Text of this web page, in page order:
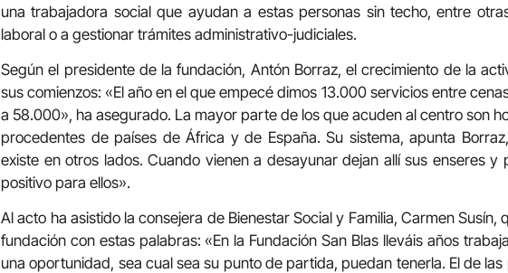
una trabajadora social que ayudan a estas personas sin techo, entre
laboral o a gestionar trámites administrativo-judiciales.
Según el presidente de la fundación, Antón Borraz, el crecimiento de la
sus comienzos: «El año en el que empecé dimos 13.000 servicios entre
a 58.000», ha asegurado. La mayor parte de los que acuden al centro son
procedentes de países de África y de España. Su sistema, apunta
existe en otros lados. Cuando vienen a desayunar dejan allí sus enseres
positivo para ellos».
Al acto ha asistido la consejera de Bienestar Social y Familia, Carmen Susín,
fundación con estas palabras: «En la Fundación San Blas lleváis años
una oportunidad, sea cual sea su punto de partida, puedan tenerla. El de